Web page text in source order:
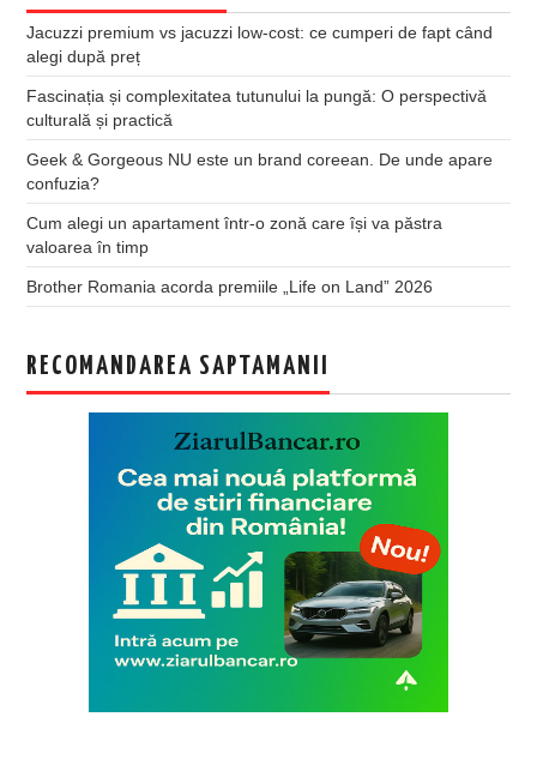
Jacuzzi premium vs jacuzzi low-cost: ce cumperi de fapt când
alegi după preț
Fascinația și complexitatea tutunului la pungă: O perspectivă
culturală și practică
Geek & Gorgeous NU este un brand coreean. De unde apare
confuzia?
Cum alegi un apartament într-o zonă care își va păstra
valoarea în timp
Brother Romania acorda premiile „Life on Land” 2026
RECOMANDAREA SAPTAMANII